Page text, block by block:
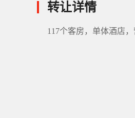
转让详情
117个客房，单体酒店